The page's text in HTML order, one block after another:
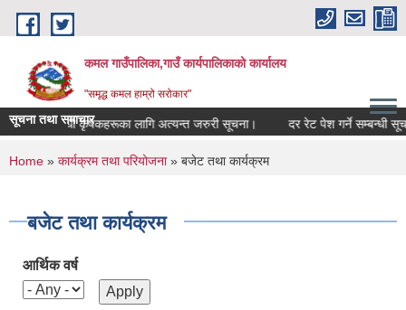
Skip to main content
कमल गाउँपालिका,गाउँ कार्यपालिकाको कार्यालय
"समृद्ध कमल हाम्रो सरोकार"
सूचना तथा समाचार
गर्ने सम्बन्धी कृषकहरूका लागि अत्यन्त जरुरी सूचना। दर रेट पेश गर्ने सम्बन्धी
You are here
Home » कार्यक्रम तथा परियोजना» बजेट तथा कार्यक्रम
बजेट तथा कार्यक्रम
आर्थिक वर्ष